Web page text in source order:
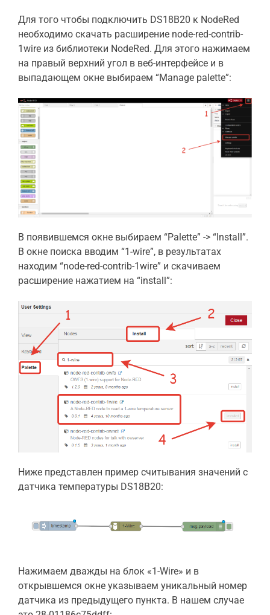
Для того чтобы подключить DS18B20 к NodeRed
необходимо скачать расширение node-red-contrib-
1wire из библиотеки NodeRed. Для этого нажимаем
на правый верхний угол в веб-интерфейсе и в
выпадающем окне выбираем “Manage palette”:
В появившемся окне выбираем “Palette” -> “Install”.
В окне поиска вводим “1-wire”, в результатах
находим “node-red-contrib-1wire” и скачиваем
расширение нажатием на “install”:
Ниже представлен пример считывания значений с
датчика температуры DS18B20:
Нажимаем дважды на блок «1-Wire» и в
открывшемся окне указываем уникальный номер
датчика из предыдущего пункта. В нашем случае